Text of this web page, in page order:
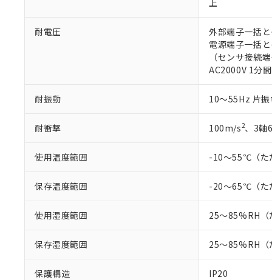
上
耐電圧
外部端子一括
電源端子一括
（センサ接続
AC2000V 1分間
耐振動 10～55Hz 片
耐衝撃 100m/s2、3軸
使用温度範囲 -10～55℃（た
保存温度範囲 -20～65℃（た
使用湿度範囲 25～85%RH（
保存湿度範囲 25～85%RH（
保護構造 IP20